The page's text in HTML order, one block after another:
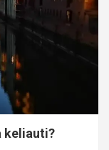
keliauti?